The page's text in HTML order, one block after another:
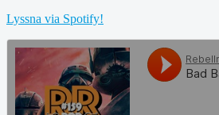
Lyssna via Spotify!